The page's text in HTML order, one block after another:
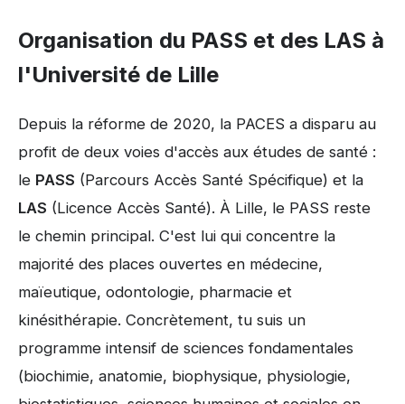
Organisation du PASS et des LAS à
l'Université de Lille
Depuis la réforme de 2020, la PACES a disparu au
profit de deux voies d'accès aux études de santé :
le PASS (Parcours Accès Santé Spécifique) et la
LAS (Licence Accès Santé). À Lille, le PASS reste
le chemin principal. C'est lui qui concentre la
majorité des places ouvertes en médecine,
maïeutique, odontologie, pharmacie et
kinésithérapie. Concrètement, tu suis un
programme intensif de sciences fondamentales
(biochimie, anatomie, biophysique, physiologie,